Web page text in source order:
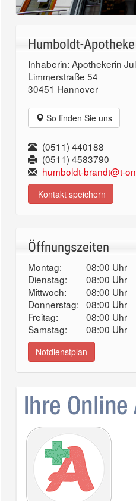
Humboldt-Apotheke
Inhaberin: Apothekerin
Limmerstraße 54
30451 Hannover
So finden Sie uns
(0511) 440188
(0511) 4583790
humboldt-brandt@t-
Kontakt speichern
Öffnungszeiten
Montag: 08:00 Uhr
Dienstag:
08:00 Uhr
Mittwoch:
08:00 Uhr
Donnerstag: 08:00 Uhr
Freitag:
08:00 Uhr
Samstag:
08:00 Uhr
Notdienstplan